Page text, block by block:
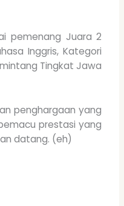
pemenang Juara 2
Inggris, Kategori
Tingkat Jawa
penghargaan yang
prestasi yang
datang. (eh)